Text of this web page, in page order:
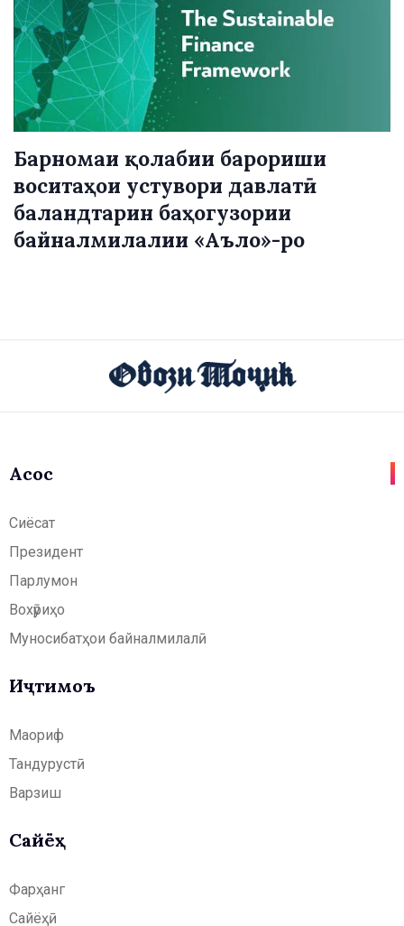
Барномаи қолабии барориши
воситаҳои устувори давлатӣ
баландтарин баҳогузории
байналмилалии «Аъло»-ро
Асосӣ
Сиёсат
Президент
Парлумон
Вохӯриҳо
Муносибатҳои байналмилалӣ
Иҷтимоъ
Маориф
Тандурустӣ
Варзиш
Сайёҳӣ
Фарҳанг
Сайёҳӣ